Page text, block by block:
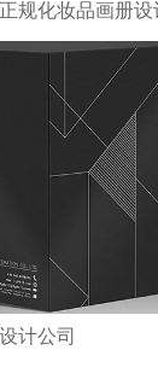
规化妆品画册设
计公司